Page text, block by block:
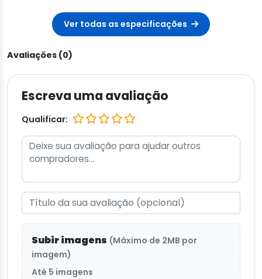
Ver todas as especificações
Avaliações (0)
Escreva uma avaliação
Qualificar:
Subir imagens (Máximo de 2MB por
imagem)
Até 5 imagens